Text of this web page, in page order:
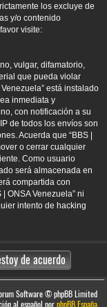
los excluye de
y/o contenido
visite:
vulgar, difamatorio,
que pueda violar
está instalado
inmediata y
con notificación a su
de todos los envíos son
Acuerda que “BBS |
o cerrar cualquier
Como usuario
será almacenada en
compartida con
ONSA Venezuela” ni
intento de hacking
Software © phpBB Limited
al español porphpBB España